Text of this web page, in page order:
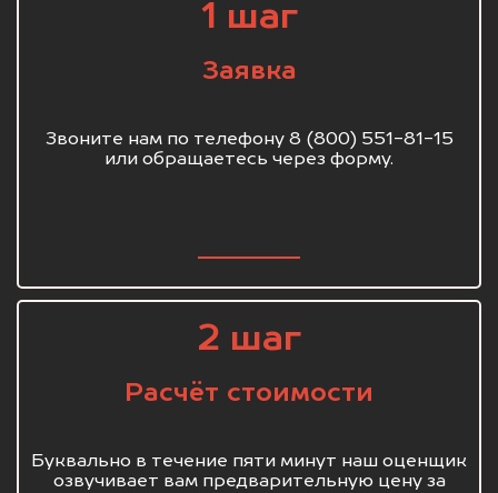
1 шаг
Заявка
Звоните нам по телефону 8 (800) 551-81-15
или обращаетесь через форму.
2 шаг
Расчёт стоимости
Буквально в течение пяти минут наш оценщик
озвучивает вам предварительную цену за